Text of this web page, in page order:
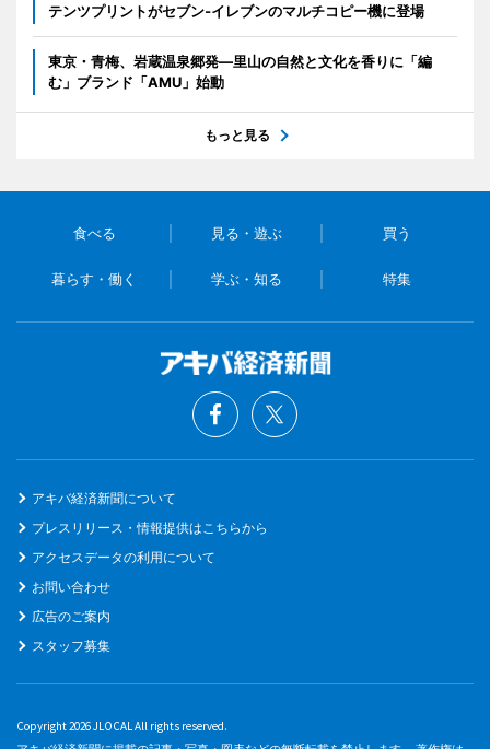
テンツプリントがセブン‐イレブンのマルチコピー機に登場
東京・青梅、岩蔵温泉郷発―里山の自然と文化を香りに「編
む」ブランド「AMU」始動
もっと見る
食べる 見る・遊ぶ 買う
暮らす・働く 学ぶ・知る 特集
アキバ経済新聞について
プレスリリース・情報提供はこちらから
アクセスデータの利用について
お問い合わせ
広告のご案内
スタッフ募集
Copyright 2026 JLOCAL All rights reserved.